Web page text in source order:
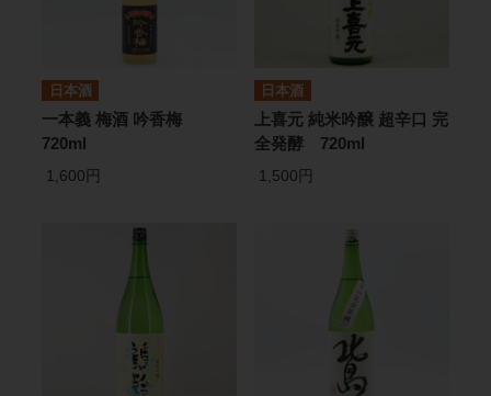
日本酒
一本義 梅酒 吟香梅
720ml
1,600円
日本酒
上喜元 純米吟醸 超辛口 完
全発酵 720ml
1,500円